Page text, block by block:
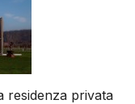
residenza privata